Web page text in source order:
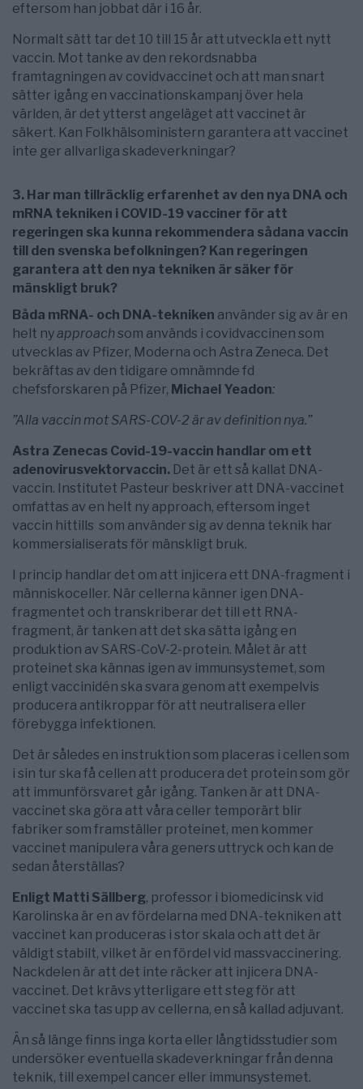
eftersom han jobbat där i 16 år.
Normalt sätt tar det 10 till 15 år att utveckla ett nytt
vaccin. Mot tanke av den rekordsnabba
framtagningen av covidvaccinet och att man snart
sätter igång en vaccinationskampanj över hela
världen, är det ytterst angeläget att vaccinet är
säkert. Kan Folkhälsoministern garantera att vaccinet
inte ger allvarliga skadeverkningar?
3. Har man tillräcklig erfarenhet av den nya DNA och
mRNA tekniken i COVID-19 vacciner för att
regeringen ska kunna rekommendera sådana vaccin
till den svenska befolkningen? Kan regeringen
garantera att den nya tekniken är säker för
mänskligt bruk?
Båda mRNA- och DNA-tekniken använder sig av är en
helt nyapproachsom används i covidvaccinen som
utvecklas av Pfizer, Moderna och Astra Zeneca. Det
bekräftas av den tidigare omnämnde fd
chefsforskaren på Pfizer, Michael Yeadon:
”Alla vaccin mot SARS-COV-2 ärav definition nya.”
Astra Zenecas Covid-19-vaccin handlar om ett
adenovirusvektorvaccin. Det är ett så kallat DNA-
vaccin. Institutet Pasteur beskriver att DNA-vaccinet
omfattas av en helt ny approach, eftersom inget
vaccin hittills som använder sig av denna teknik har
kommersialiserats för mänskligt bruk.
I princip handlar det om att injicera ett DNA-fragment i
människoceller. När cellerna känner igen DNA-
fragmentet och transkriberar det till ett RNA-
fragment, är tanken att det ska sätta igång en
produktion av SARS-CoV-2-protein. Målet är att
proteinet ska kännas igen av immunsystemet, som
enligt vaccinidén ska svara genom att exempelvis
producera antikroppar för att neutralisera eller
förebygga infektionen.
Det är således en instruktion som placeras i cellen som
i sin tur ska få cellen att producera det protein som gör
att immunförsvaret går igång. Tanken är att DNA-
vaccinet ska göra att våra celler temporärt blir
fabriker som framställer proteinet, men kommer
vaccinet manipulera våra geners uttryck och kan de
sedan återställas?
Enligt Matti Sällberg, professor i biomedicinsk vid
Karolinska är en av fördelarna med DNA-tekniken att
vaccinet kan produceras i stor skala och att det är
väldigt stabilt, vilket är en fördel vid massvaccinering.
Nackdelen är att det inte räcker att injicera DNA-
vaccinet. Det krävs ytterligare ett steg för att
vaccinet ska tas upp av cellerna, en så kallad adjuvant.
Än så länge finns inga korta eller långtidsstudier som
undersöker eventuella skadeverkningar från denna
teknik, till exempel cancer eller immunsystemet.